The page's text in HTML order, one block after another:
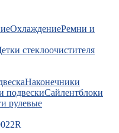
ОхлаждениеРемни и
стеклоочистителя
Наконечники
подвескиСайлентблоки
рулевые